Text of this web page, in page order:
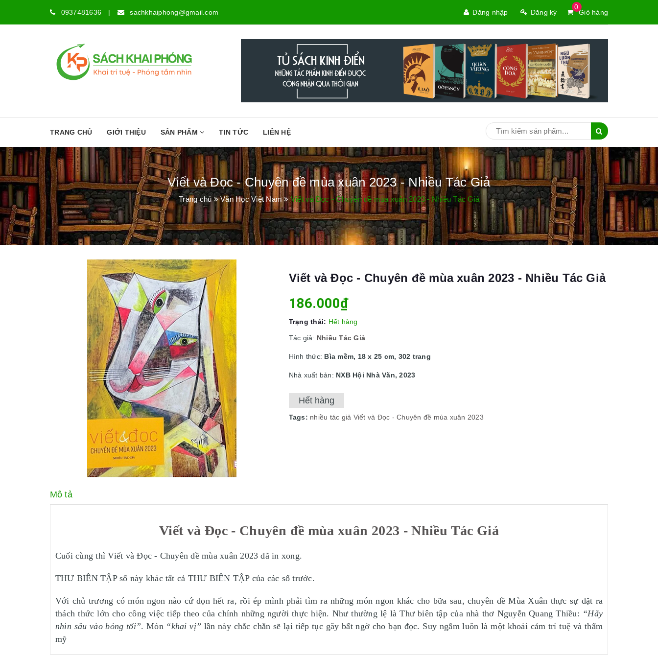
0937481636 | sachkhaiphong@gmail.com
0
Giỏ hàng
Đăng nhập Đăng ký
TRANG CHỦ GIỚI THIỆU SẢN PHẨM TIN TỨC LIÊN HỆ
Viết và Đọc - Chuyên đề mùa xuân 2023 - Nhiều Tác Giả
Trang chủ Văn Học Việt Nam Viết và Đọc - Chuyên đề mùa xuân 2023 - Nhiều Tác Giả
Viết và Đọc - Chuyên đề mùa xuân 2023 - Nhiều Tác Giả
186.000₫
Trạng thái: Hết hàng
Tác giả: Nhiều Tác Giả
Hình thức: Bìa mềm, 18 x 25 cm, 302 trang
Nhà xuất bản: NXB Hội Nhà Văn, 2023
Hết hàng
Tags: nhiều tác giả Viết và Đọc - Chuyên đề mùa xuân 2023
Mô tả
Viết và Đọc - Chuyên đề mùa xuân 2023 - Nhiều Tác Giả
Cuối cùng thì Viết và Đọc - Chuyên đề mùa xuân 2023 đã in xong.
THƯ BIÊN TẬP số này khác tất cả THƯ BIÊN TẬP của các số trước.
Với chủ trương có món ngon nào cứ dọn hết ra, rồi ép mình phải tìm ra những món ngon khác cho bữa sau, chuyên đề Mùa Xuân thực sự đặt ra
thách thức lớn cho công việc tiếp theo của chính những người thực hiện. Như thường lệ là Thư biên tập của nhà thơ Nguyễn Quang Thiều: “Hãy
nhìn sâu vào bóng tối”. Món “khai vị” lần này chắc chắn sẽ lại tiếp tục gây bất ngờ cho bạn đọc. Suy ngẫm luôn là một khoái cảm trí tuệ và thẩm
mỹ